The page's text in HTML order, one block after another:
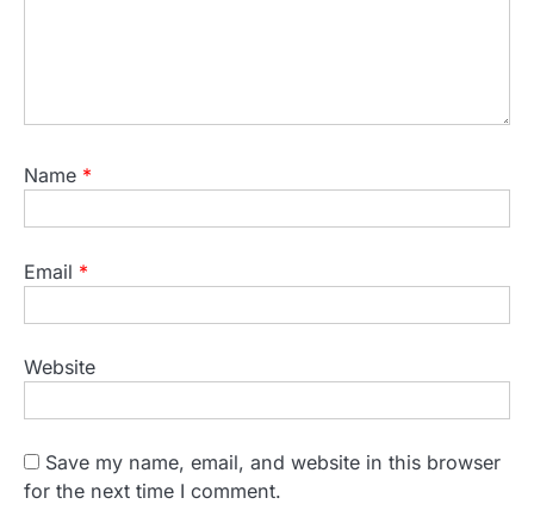
Name *
Email *
Website
Save my name, email, and website in this browser
for the next time I comment.